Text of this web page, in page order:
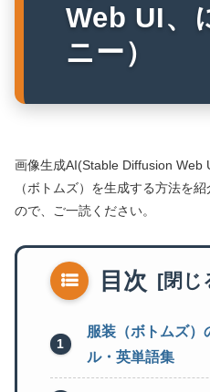
Web UI、
ニー）
画像生成AI(Stable Diffusion Web
（ボトムズ）を生成する方法を
ので、ご一読ください。
目次
服装（ボトムズ）
ル・英単語集